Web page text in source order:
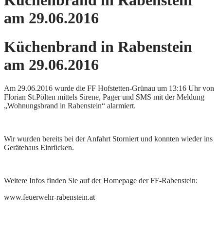
am 29.06.2016
Küchenbrand in Rabenstein
am 29.06.2016
Am 29.06.2016 wurde die FF Hofstetten-Grünau um 13:16 Uhr von
Florian St.Pölten mittels Sirene, Pager und SMS mit der Meldung
„Wohnungsbrand in Rabenstein“ alarmiert.
Wir wurden bereits bei der Anfahrt Storniert und konnten wieder ins
Gerätehaus Einrücken.
Weitere Infos finden Sie auf der Homepage der FF-Rabenstein:
www.feuerwehr-rabenstein.at